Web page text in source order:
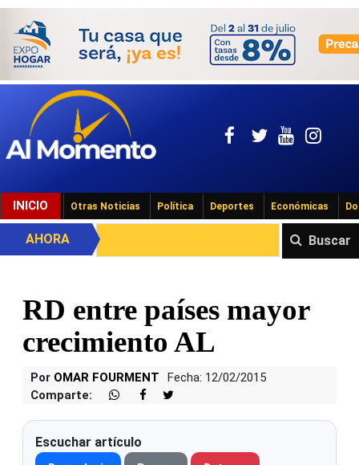
INICIO Otras Noticias Política Deportes Económicas
Buscar
AHORA
RD entre países mayor
crecimiento AL
Por OMAR FOURMENT
Fecha: 12/02/2015
Comparte:
Escuchar artículo